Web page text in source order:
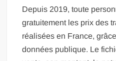
Depuis 2019, toute
gratuitement les prix des
réalisées en France,
données publique. Le